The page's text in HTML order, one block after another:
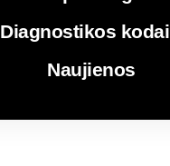
Diagnostikos kodai
Naujienos